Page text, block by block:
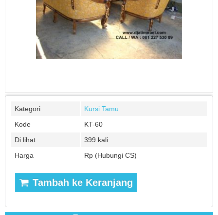
Kategori
Kursi Tamu
Kode
KT-60
Di lihat
399 kali
Harga
Rp (Hubungi CS)
Tambah ke Keranjang